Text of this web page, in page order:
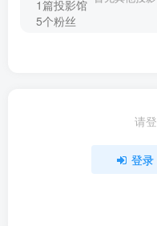
1篇投影馆
5个粉丝
请
登录